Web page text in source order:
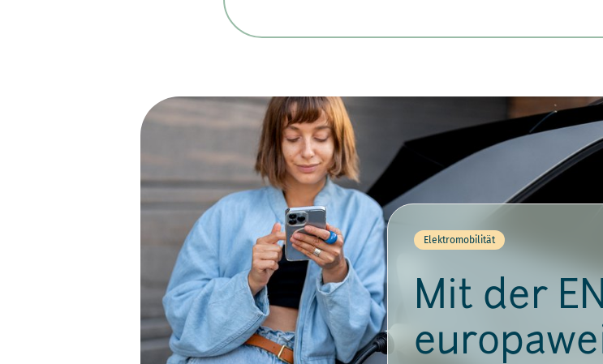
Elektromobilität
Mit der